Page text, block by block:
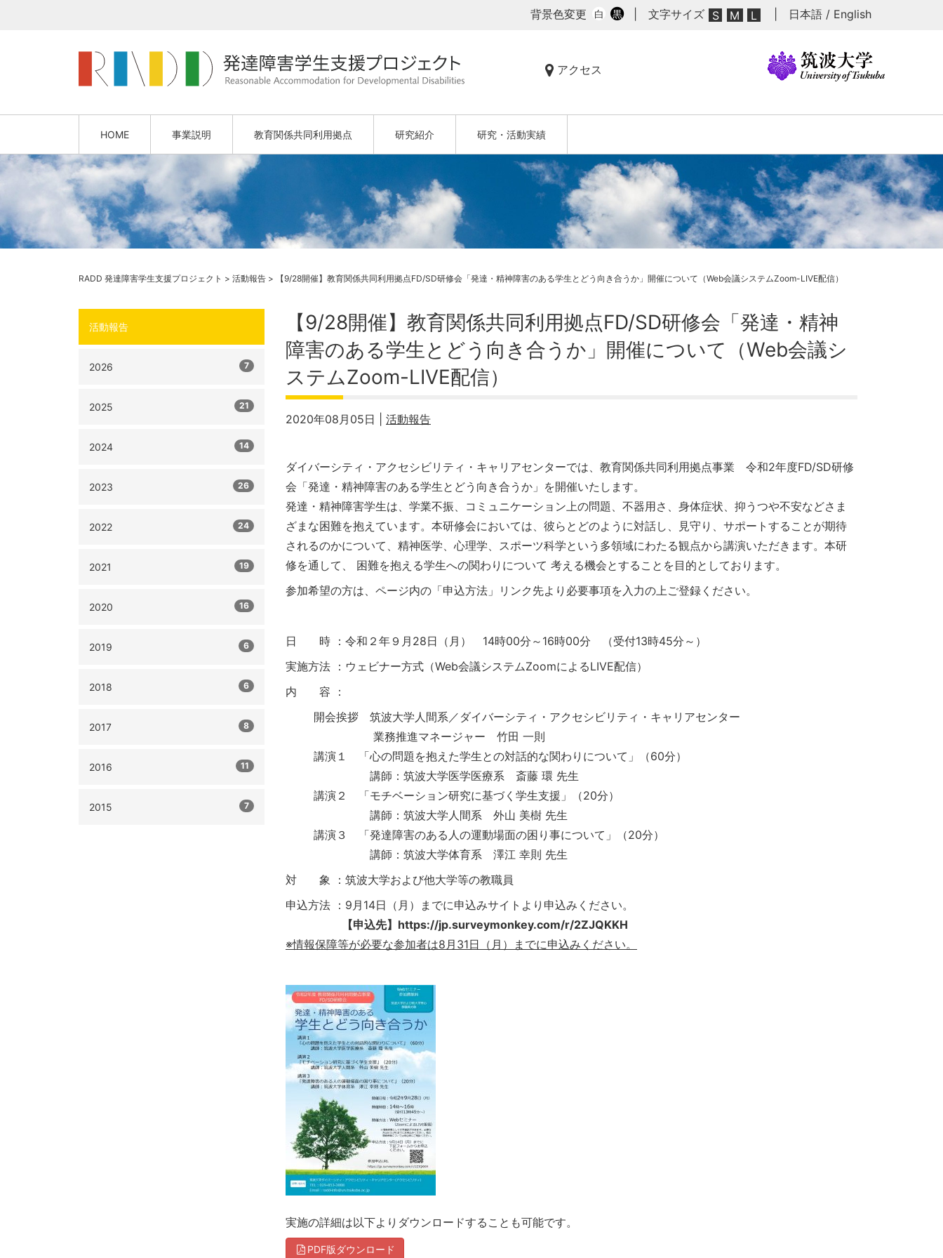
背景色変更 白 黒 | 文字サイズ S M L 日本語 / English
アクセス
HOME 事業説明 教育関係共同利用拠点 研究紹介 研究・活動実績
RADD 発達障害学生支援プロジェクト > 活動報告 > 【9/28開催】教育関係共同利用拠点FD/SD研修会「発達・精神障害のある学生とどう向き合うか」開催について（Web会議システムZoom-LIVE配信）
【9/28開催】教育関係共同利用拠点FD/SD研修会「発達・精神
障害のある学生とどう向き合うか」開催について（Web会議シ
ステムZoom-LIVE配信）
2020年08月05日 | 活動報告
ダイバーシティ・アクセシビリティ・キャリアセンターでは、教育関係共同利用拠点事業 令和2年度FD/SD研修
会「発達・精神障害のある学生とどう向き合うか」を開催いたします。
発達・精神障害学生は、学業不振、コミュニケーション上の問題、不器用さ、身体症状、抑うつや不安などさま
ざまな困難を抱えています。本研修会においては、彼らとどのように対話し、見守り、サポートすることが期待
されるのかについて、精神医学、心理学、スポーツ科学という多領域にわたる観点から講演いただきます。本研
修を通して、 困難を抱える学生への関わりについて 考える機会とすることを目的としております。
参加希望の方は、ページ内の「申込方法」リンク先より必要事項を入力の上ご登録ください。
日 時 ：令和２年９月28日（月） 14時00分～16時00分 （受付13時45分～）
実施方法 ：ウェビナー方式（Web会議システムZoomによるLIVE配信）
内 容 ：
開会挨拶 筑波大学人間系／ダイバーシティ・アクセシビリティ・キャリアセンター
業務推進マネージャー 竹田 一則
講演１ 「心の問題を抱えた学生との対話的な関わりについて」（60分）
講師：筑波大学医学医療系 斎藤 環 先生
講演２ 「モチベーション研究に基づく学生支援」（20分）
講師：筑波大学人間系 外山 美樹 先生
講演３ 「発達障害のある人の運動場面の困り事について」（20分）
講師：筑波大学体育系 澤江 幸則 先生
対 象 ：筑波大学および他大学等の教職員
申込方法 ：9月14日（月）までに申込みサイトより申込みください。
【申込先】https://jp.surveymonkey.com/r/2ZJQKKH
※情報保障等が必要な参加者は8月31日（月）までに申込みください。
実施の詳細は以下よりダウンロードすることも可能です。
PDF版ダウンロード
活動報告
2026 7
2025 21
2024 14
2023 26
2022 24
2021 19
2020 16
2019 6
2018 6
2017 8
2016 11
2015 7